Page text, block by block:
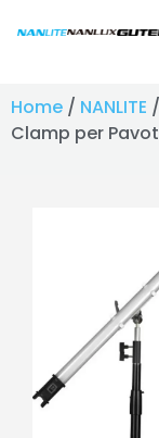
Home / NANLITE /
Clamp per